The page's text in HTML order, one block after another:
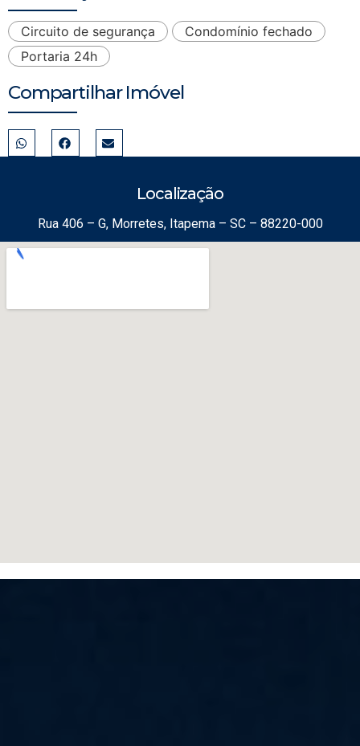
Circuito de segurança
Condomínio fechado
Portaria 24h
Compartilhar Imóvel
Localização
Rua 406 – G, Morretes, Itapema – SC – 88220-000